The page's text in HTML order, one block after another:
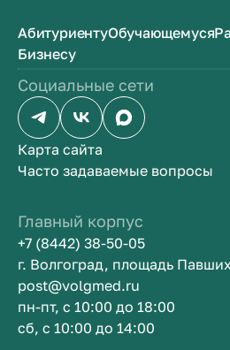
АбитуриентуОбучающемуся
Бизнесу
Социальные сети
Карта сайта
Часто задаваемые вопросы
Главный корпус
+7 (8442) 38-50-05
г. Волгоград, площадь
post@volgmed.ru
пн-пт, с 10:00 до 18:00
сб, с 10:00 до 14:00